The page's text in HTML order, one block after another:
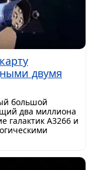
двумя
большой
два миллиона
галактик A3266 и